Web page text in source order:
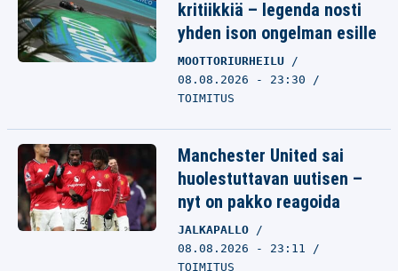
kritiikkiä – legenda nosti
yhden ison ongelman esille
MOOTTORIURHEILU
08.08.2026 - 23:30
TOIMITUS
Manchester United sai
huolestuttavan uutisen –
nyt on pakko reagoida
JALKAPALLO
08.08.2026 - 23:11
TOIMITUS